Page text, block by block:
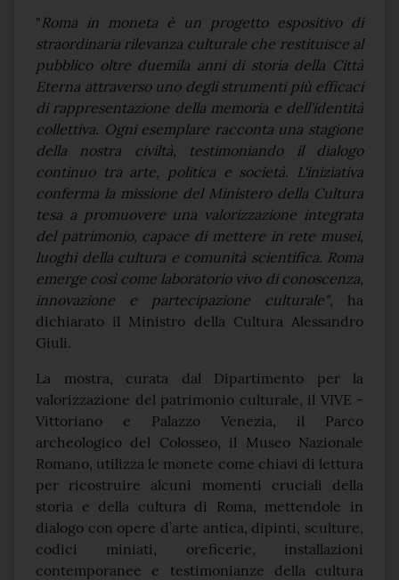
"Roma in moneta è un progetto espositivo di
straordinaria rilevanza culturale che restituisce al
pubblico oltre duemila anni di storia della Città
Eterna attraverso uno degli strumenti più efficaci
di rappresentazione della memoria e dell'identità
collettiva. Ogni esemplare racconta una stagione
della nostra civiltà, testimoniando il dialogo
continuo tra arte, politica e società. L'iniziativa
conferma la missione del Ministero della Cultura
tesa a promuovere una valorizzazione integrata
del patrimonio, capace di mettere in rete musei,
luoghi della cultura e comunità scientifica. Roma
emerge così come laboratorio vivo di conoscenza,
innovazione e partecipazione culturale", ha
dichiarato il Ministro della Cultura Alessandro
Giuli.
La mostra, curata dal Dipartimento per la
valorizzazione del patrimonio culturale, il VIVE -
Vittoriano e Palazzo Venezia, il Parco
archeologico del Colosseo, il Museo Nazionale
Romano, utilizza le monete come chiavi di lettura
per ricostruire alcuni momenti cruciali della
storia e della cultura di Roma, mettendole in
dialogo con opere d’arte antica, dipinti, sculture,
codici miniati, oreficerie, installazioni
contemporanee e testimonianze della cultura